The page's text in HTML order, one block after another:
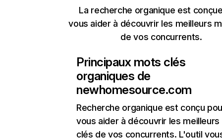
La recherche organique est
vous aider à découvrir les meilleurs
de vos concurrents.
Principaux mots clés
organiques de
newhomesource.com
Recherche organique est conçu
vous aider à découvrir les
clés de vos concurrents. L'outil